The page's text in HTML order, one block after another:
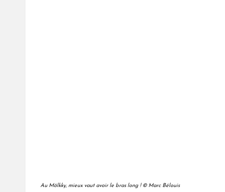
Au Mölkky, mieux vaut avoir le bras long ! © Marc Bélouis